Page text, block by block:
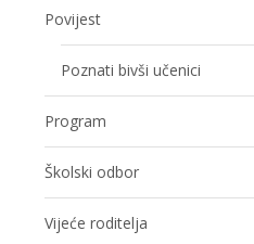
Povijest
Poznati bivši učenici
Program
Školski odbor
Vijeće roditelja